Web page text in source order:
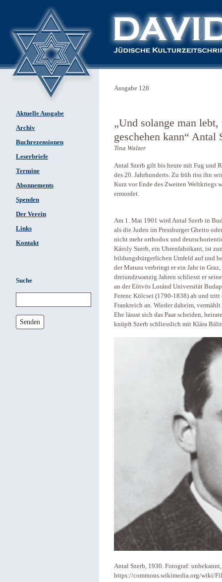
Aktuelle Ausgabe
Archiv
Buchrezensionen
Leserbriefe
Termine
Abonnements
Spenden
Der Verein
Links
Kontakt
Suche
Senden
Ausgabe 128
„Und solange man
geschehen kann“ Antal
Tina Walzer
Antal Szerb gilt bis heute mit Fug und
des 20. Jahrhunderts. Zu früh riss ihn
Kurz vor Ende des Zweiten Weltkriegs
ermordet.
Am 1. Mai 1901 wird Antal Szerb in
als die Juden im Pressburger Ghetto
nicht mehr orthodox und
Károly Szerb, ein Uhrenfabrikant, ist
bildungsbürgerlichen Umfeld auf und
der Matura verbringt er ein Jahr in
dreiundzwanzig Jahren schliesst er
an der Eötvös Loránd Universität
Ferenc Kölcsei (1790-1838) ab und
Frankreich an. Wieder daheim,
Ehe lässst sich das Paar scheiden,
knüpft Szerb schliesslich mit Klára
Antal Szerb, 1930. Fotograf:
https://commons.wikimedia.org/wiki/